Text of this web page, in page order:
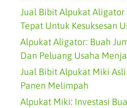
Jual Bibit Alpukat Aligator
Tepat Untuk Kesuksesan
Alpukat Aligator: Buah
Dan Peluang Usaha
Jual Bibit Alpukat Miki
Panen Melimpah
Alpukat Miki: Investasi